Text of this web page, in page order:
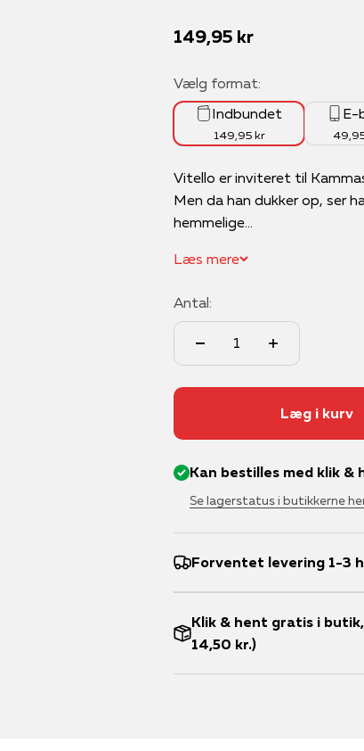
Salgspris
149,95 kr
Vælg format:
Indbundet
149,95 kr
E-
Vitello er inviteret til
Men da han dukker op, ser
hemmelige...
Læs mere
Antal:
Læg i kurv
Kan bestilles med klik
Se lagerstatus i butikkerne
Forventet levering 1-3
Klik & hent gratis i
14,50 kr.)